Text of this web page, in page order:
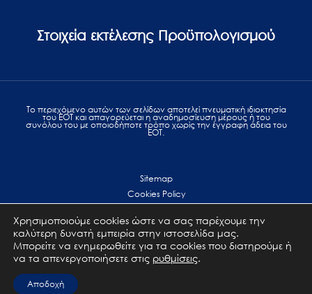
Στοιχεία εκτέλεσης Προϋπολογισμού
Το περιεχόμενο αυτών των σελίδων αποτελεί πvευματική ιδιοκτησία
του ΕΟΤ και απαγορεύεται η αναδημοσίευση μέρους ή του
συνόλου του με οποιοδήποτε τρόπο χωρίς την έγγραφη άδεια του
ΕΟΤ.
Sitemap
Cookies Policy
Terms of use
Επικοινωνία
Χρησιμοποιούμε cookies ώστε να σας παρέχουμε την
καλύτερη δυνατή εμπειρία στην ιστοσελίδα μας.
Μπορείτε να ενημερωθείτε για τα cookies που διατηρούμε ή
να τα απενεργοποιήσετε στις ρυθμίσεις.
Αποδοχή